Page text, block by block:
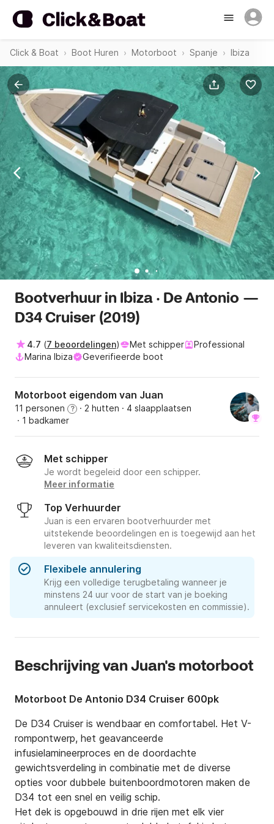
Click & Boat Boot Huren Motorboot Spanje Ibiza
Bootverhuur in Ibiza · De Antonio —
D34 Cruiser (2019)
4.7 (7 beoordelingen) Met schipper
Professional
Marina Ibiza
Geverifieerde boot
Motorboot eigendom van Juan
11 personen ? · 2 hutten · 4 slaapplaatsen
· 1 badkamer
Met schipper
Je wordt begeleid door een schipper.
Meer informatie
Top Verhuurder
Juan is een ervaren bootverhuurder met
uitstekende beoordelingen en is toegewijd aan het
leveren van kwaliteitsdiensten.
Flexibele annulering
Krijg een volledige terugbetaling wanneer je
minstens 24 uur voor de start van je boeking
annuleert (exclusief servicekosten en commissie).
Beschrijving van Juan's motorboot
Motorboot De Antonio D34 Cruiser 600pk
De D34 Cruiser is wendbaar en comfortabel. Het V-
rompontwerp, het geavanceerde
infusielamineerproces en de doordachte
gewichtsverdeling in combinatie met de diverse
opties voor dubbele buitenboordmotoren maken de
D34 tot een snel en veilig schip.
Het dek is opgebouwd in drie rijen met elk vier